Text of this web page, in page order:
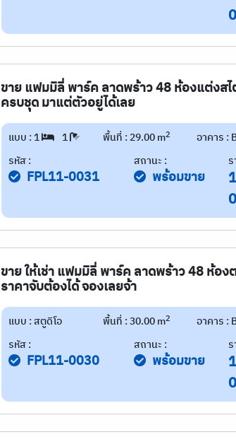
ขาย แฟมมิลี่ พาร์ค ลาดพร้าว 48 ห้องแต่งส
ครบชุุด มาแต่ตัวอยู่ได้เลย
แบบ : 1 1 พื้นที่ : 29.00 m2 อาคาร :
รหัส :
FPL11-0031
สถานะ :
พร้อมขาย
ขาย ให้เช่า แฟมมิลี่ พาร์ค ลาดพร้าว 48 ห้อ
ราคาจับต้องได้ จองเลยจ้า
แบบ : สตูดิโอ พื้นที่ : 30.00 m2 อาคาร :
รหัส :
FPL11-0030
สถานะ :
พร้อมขาย